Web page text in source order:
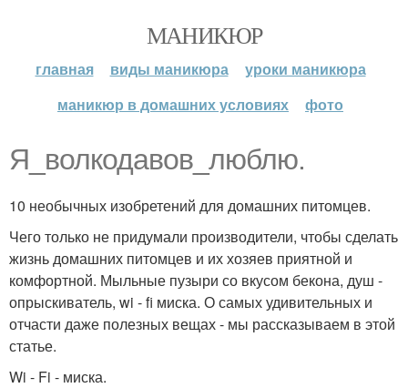
МАНИКЮР
главная виды маникюра
уроки маникюра
маникюр в домашних условиях
фото
Я_волкодавов_люблю.
10 необычных изобретений для домашних питомцев.
Чего только не придумали производители, чтобы сделать
жизнь домашних питомцев и их хозяев приятной и
комфортной. Мыльные пузыри со вкусом бекона, душ -
опрыскиватель, wi - fi миска. О самых удивительных и
отчасти даже полезных вещах - мы рассказываем в этой
статье.
Wi - Fi - миска.